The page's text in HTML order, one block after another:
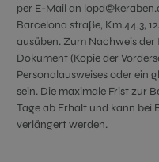
per E-Mail an
Barcelona straβe, Km.44,3,
ausüben. Zum Nachweis
Dokument (Kopie der
Personalausweises oder ein
sein. Die maximale Frist zur
Tage ab Erhalt und kann bei
verlängert werden.